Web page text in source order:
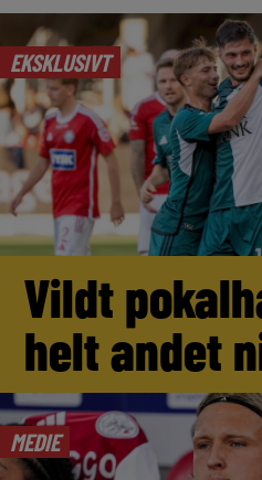
EKSKLUSIVT
Vildt
helt andet
MEDIE